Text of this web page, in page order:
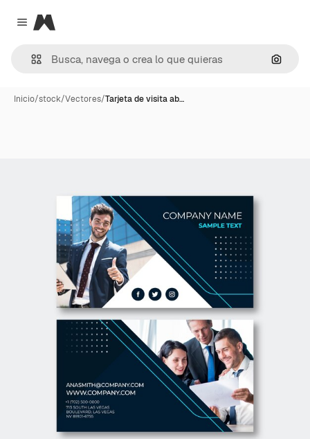
Close menu
Magnific
Inicio/stock/Vectores/Tarjeta de visita ab…